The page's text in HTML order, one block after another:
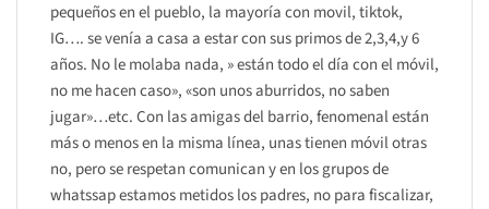
pequeños en el pueblo, la mayoría con movil, tiktok,
IG…. se venía a casa a estar con sus primos de 2,3,4,y 6
años. No le molaba nada, » están todo el día con el móvil,
no me hacen caso», «son unos aburridos, no saben
jugar»…etc. Con las amigas del barrio, fenomenal están
más o menos en la misma línea, unas tienen móvil otras
no, pero se respetan comunican y en los grupos de
whatssap estamos metidos los padres, no para fiscalizar,